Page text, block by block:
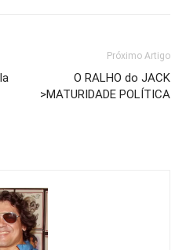
Próximo Artigo
O RALHO do JACK
>MATURIDADE POLÍTICA